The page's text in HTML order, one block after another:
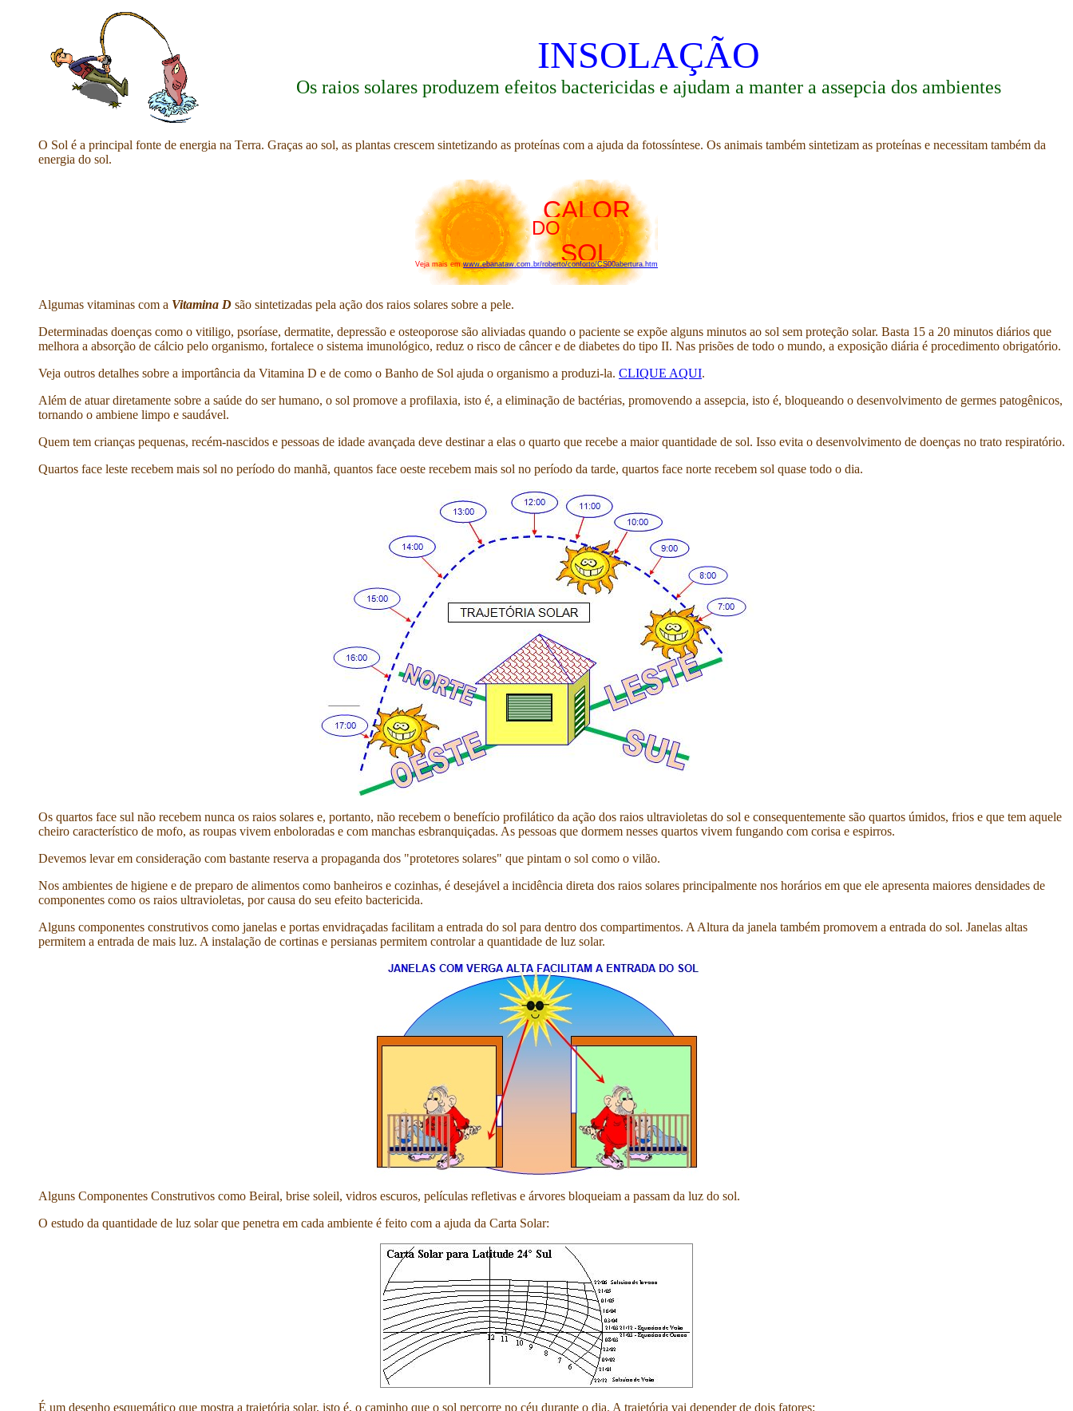
INSOLAÇÃO
Os raios solares produzem efeitos bactericidas e ajudam a manter a assepcia dos ambientes
O Sol é a principal fonte de energia na Terra. Graças ao sol, as plantas crescem sintetizando as proteínas com a ajuda da fotossíntese. Os animais também sintetizam as proteínas e necessitam também da
energia do sol.
CALOR
DO
SOL
Veja mais emwww.ebanataw.com.br/roberto/conforto/CS00abertura.htm
Algumas vitaminas com a Vitamina D são sintetizadas pela ação dos raios solares sobre a pele.
Determinadas doenças como o vitiligo, psoríase, dermatite, depressão e osteoporose são aliviadas quando o paciente se expõe alguns minutos ao sol sem proteção solar. Basta 15 a 20 minutos diários que
melhora a absorção de cálcio pelo organismo, fortalece o sistema imunológico, reduz o risco de câncer e de diabetes do tipo II. Nas prisões de todo o mundo, a exposição diária é procedimento obrigatório.
Veja outros detalhes sobre a importância da Vitamina D e de como o Banho de Sol ajuda o organismo a produzi-la. CLIQUE AQUI.
Além de atuar diretamente sobre a saúde do ser humano, o sol promove a profilaxia, isto é, a eliminação de bactérias, promovendo a assepcia, isto é, bloqueando o desenvolvimento de germes patogênicos,
tornando o ambiene limpo e saudável.
Quem tem crianças pequenas, recém-nascidos e pessoas de idade avançada deve destinar a elas o quarto que recebe a maior quantidade de sol. Isso evita o desenvolvimento de doenças no trato respiratório.
Quartos face leste recebem mais sol no período do manhã, quantos face oeste recebem mais sol no período da tarde, quartos face norte recebem sol quase todo o dia.
Os quartos face sul não recebem nunca os raios solares e, portanto, não recebem o benefício profilático da ação dos raios ultravioletas do sol e consequentemente são quartos úmidos, frios e que tem aquele
cheiro característico de mofo, as roupas vivem enboloradas e com manchas esbranquiçadas. As pessoas que dormem nesses quartos vivem fungando com corisa e espirros.
Devemos levar em consideração com bastante reserva a propaganda dos "protetores solares" que pintam o sol como o vilão.
Nos ambientes de higiene e de preparo de alimentos como banheiros e cozinhas, é desejável a incidência direta dos raios solares principalmente nos horários em que ele apresenta maiores densidades de
componentes como os raios ultravioletas, por causa do seu efeito bactericida.
Alguns componentes construtivos como janelas e portas envidraçadas facilitam a entrada do sol para dentro dos compartimentos. A Altura da janela também promovem a entrada do sol. Janelas altas
permitem a entrada de mais luz. A instalação de cortinas e persianas permitem controlar a quantidade de luz solar.
Alguns Componentes Construtivos como Beiral, brise soleil, vidros escuros, películas refletivas e árvores bloqueiam a passam da luz do sol.
O estudo da quantidade de luz solar que penetra em cada ambiente é feito com a ajuda da Carta Solar:
É um desenho esquemático que mostra a trajetória solar, isto é, o caminho que o sol percorre no céu durante o dia. A trajetória vai depender de dois fatores: